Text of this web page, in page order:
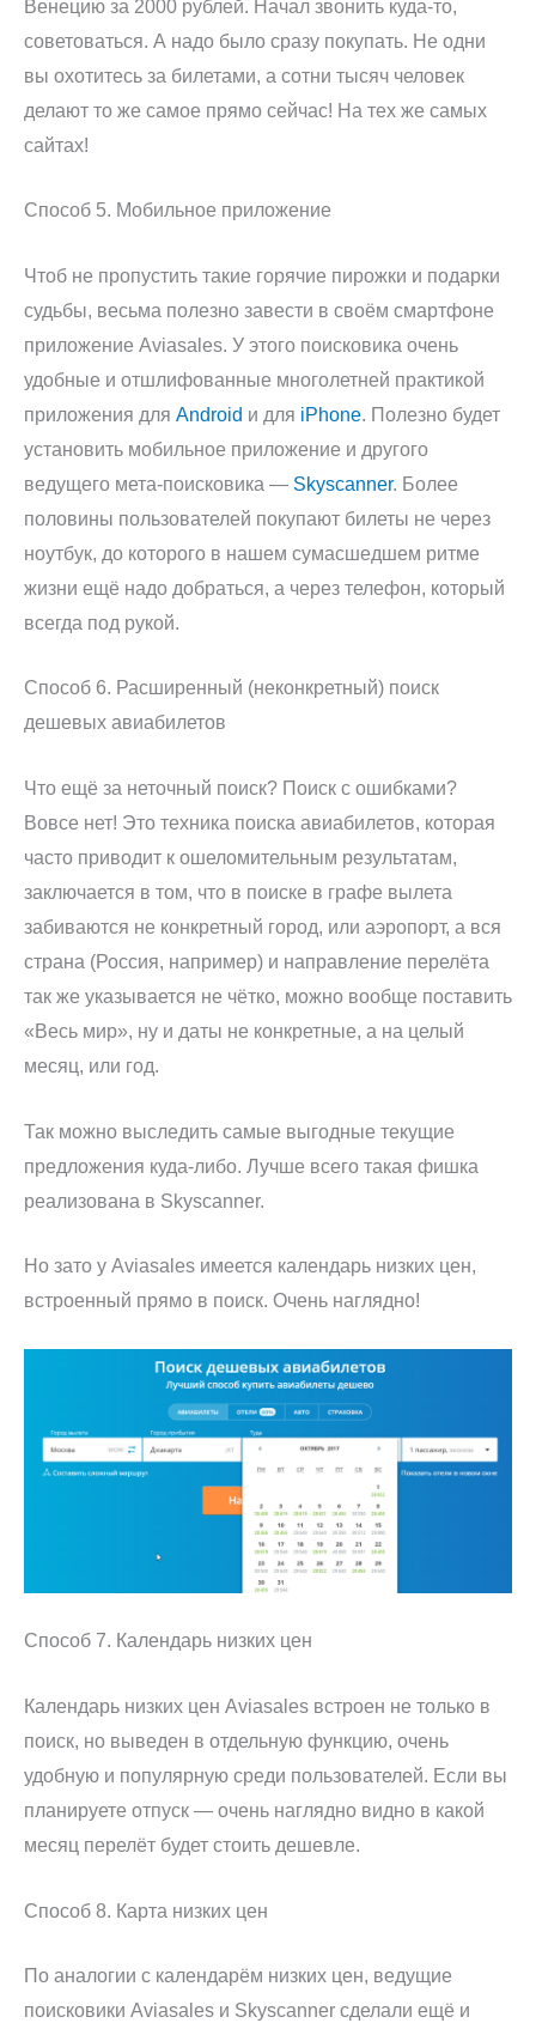
Венецию за 2000 рублей. Начал звонить куда-то,
советоваться. А надо было сразу покупать. Не одни
вы охотитесь за билетами, а сотни тысяч человек
делают то же самое прямо сейчас! На тех же самых
сайтах!
Способ 5. Мобильное приложение
Чтоб не пропустить такие горячие пирожки и подарки
судьбы, весьма полезно завести в своём смартфоне
приложение Aviasales. У этого поисковика очень
удобные и отшлифованные многолетней практикой
приложения для Android и для iPhone. Полезно будет
установить мобильное приложение и другого
ведущего мета-поисковика — Skyscanner. Более
половины пользователей покупают билеты не через
ноутбук, до которого в нашем сумасшедшем ритме
жизни ещё надо добраться, а через телефон, который
всегда под рукой.
Способ 6. Расширенный (неконкретный) поиск
дешевых авиабилетов
Что ещё за неточный поиск? Поиск с ошибками?
Вовсе нет! Это техника поиска авиабилетов, которая
часто приводит к ошеломительным результатам,
заключается в том, что в поиске в графе вылета
забиваются не конкретный город, или аэропорт, а вся
страна (Россия, например) и направление перелёта
так же указывается не чётко, можно вообще поставить
«Весь мир», ну и даты не конкретные, а на целый
месяц, или год.
Так можно выследить самые выгодные текущие
предложения куда-либо. Лучше всего такая фишка
реализована в Skyscanner.
Но зато у Aviasales имеется календарь низких цен,
встроенный прямо в поиск. Очень наглядно!
Способ 7. Календарь низких цен
Календарь низких цен Aviasales встроен не только в
поиск, но выведен в отдельную функцию, очень
удобную и популярную среди пользователей. Если вы
планируете отпуск — очень наглядно видно в какой
месяц перелёт будет стоить дешевле.
Способ 8. Карта низких цен
По аналогии с календарём низких цен, ведущие
поисковики Aviasales и Skyscanner сделали ещё и